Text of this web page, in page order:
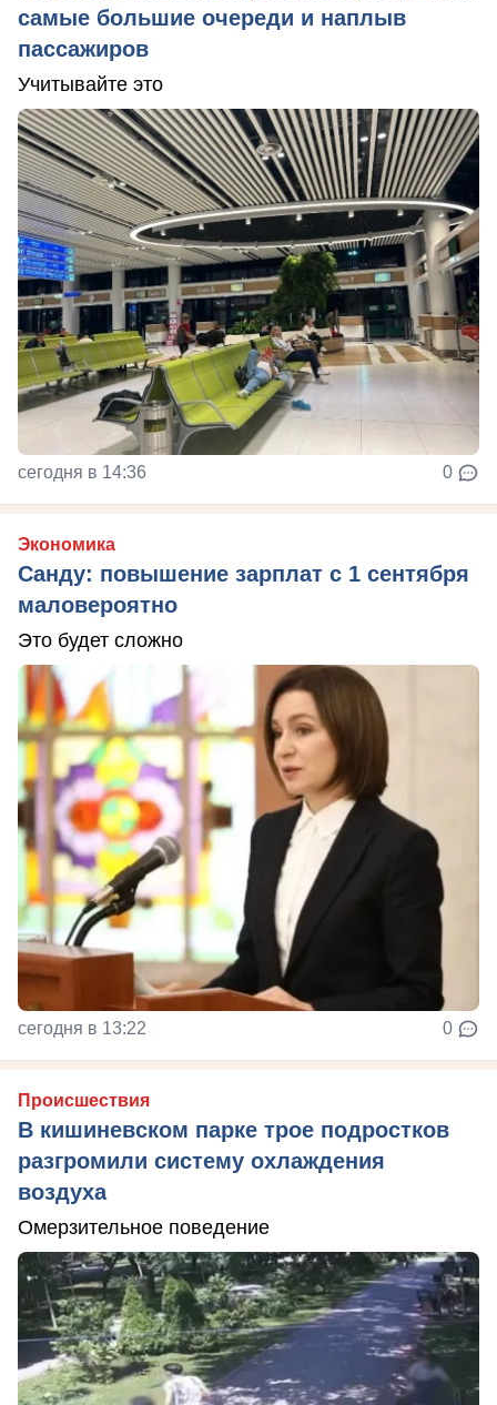
самые большие очереди и наплыв
пассажиров
Учитывайте это
сегодня в 14:36 0
Экономика
Санду: повышение зарплат с 1 сентября
маловероятно
Это будет сложно
сегодня в 13:22 0
Происшествия
В кишиневском парке трое подростков
разгромили систему охлаждения
воздуха
Омерзительное поведение